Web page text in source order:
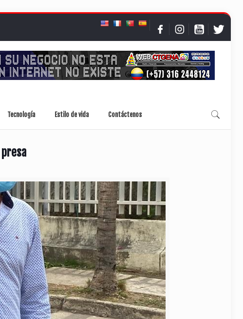
Tecnología Estilo de vida Contáctenos